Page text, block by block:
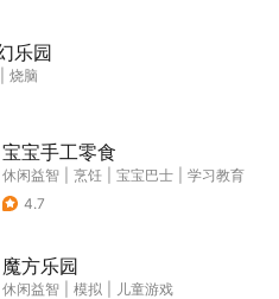
乐园
烧脑
宝宝手工零食
休闲益智 烹饪 宝宝巴士
学习教育
4.7
魔方乐园
休闲益智 模拟
儿童游戏